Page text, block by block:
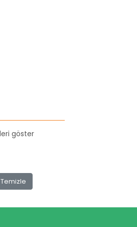
göster